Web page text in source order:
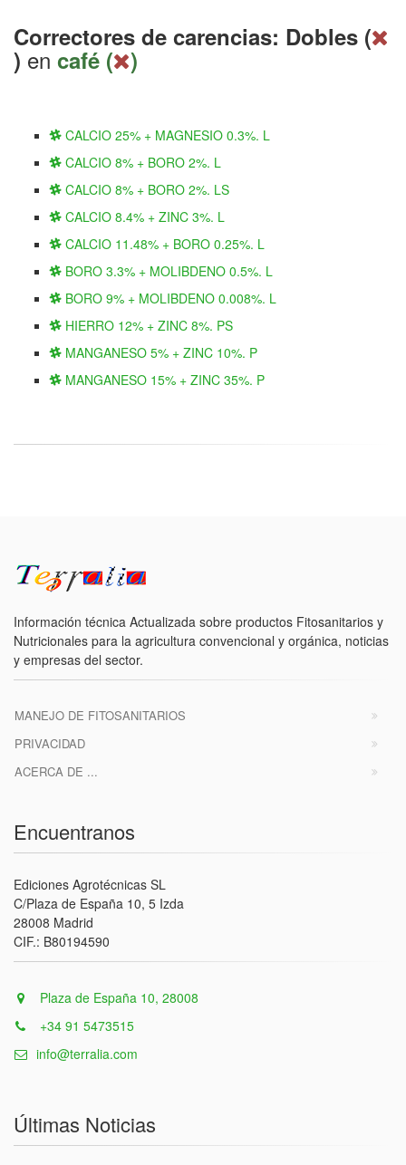
Correctores de carencias: Dobles (
) en café ( )
CALCIO 25% + MAGNESIO 0.3%. L
CALCIO 8% + BORO 2%. L
CALCIO 8% + BORO 2%. LS
CALCIO 8.4% + ZINC 3%. L
CALCIO 11.48% + BORO 0.25%. L
BORO 3.3% + MOLIBDENO 0.5%. L
BORO 9% + MOLIBDENO 0.008%. L
HIERRO 12% + ZINC 8%. PS
MANGANESO 5% + ZINC 10%. P
MANGANESO 15% + ZINC 35%. P
Información técnica Actualizada sobre productos Fitosanitarios y
Nutricionales para la agricultura convencional y orgánica, noticias
y empresas del sector.
MANEJO DE FITOSANITARIOS
PRIVACIDAD
ACERCA DE ...
Encuentranos
Ediciones Agrotécnicas SL
C/Plaza de España 10, 5 Izda
28008 Madrid
CIF.: B80194590
Plaza de España 10, 28008
+34 91 5473515
info@terralia.com
Últimas Noticias